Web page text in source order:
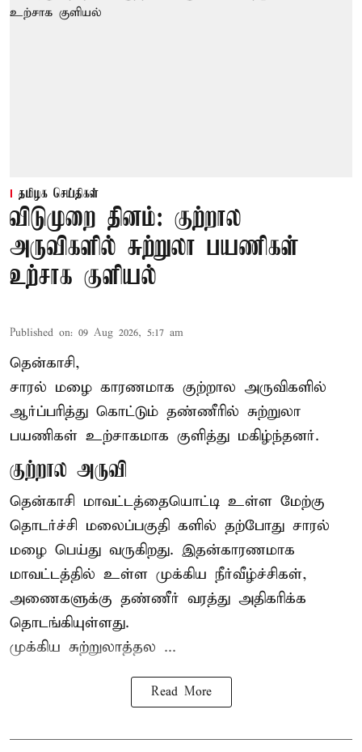
தமிழக செய்திகள்
விடுமுறை தினம்: குற்றால
அருவிகளில் சுற்றுலா பயணிகள்
உற்சாக குளியல்
Published on: 09 Aug 2026, 5:17 am
தென்காசி,
சாரல் மழை காரணமாக குற்றால அருவிகளில்
ஆர்ப்பரித்து கொட்டும் தண்ணீரில் சுற்றுலா
பயணிகள் உற்சாகமாக குளித்து மகிழ்ந்தனர்.
குற்றால அருவி
தென்காசி மாவட்டத்தையொட்டி உள்ள மேற்கு
தொடர்ச்சி மலைப்பகுதி களில் தற்போது சாரல்
மழை பெய்து வருகிறது. இதன்காரணமாக
மாவட்டத்தில் உள்ள முக்கிய நீர்வீழ்ச்சிகள்,
அணைகளுக்கு தண்ணீர் வரத்து அதிகரிக்க
தொடங்கியுள்ளது.
முக்கிய சுற்றுலாத்தல ...
Read More